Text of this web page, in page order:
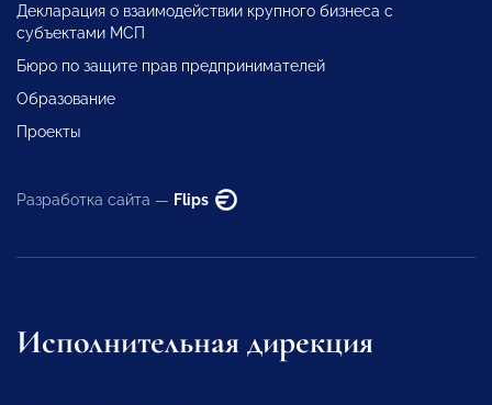
Декларация о взаимодействии крупного бизнеса с
субъектами МСП
Бюро по защите прав предпринимателей
Образование
Проекты
Разработка сайта — Flips
Исполнительная дирекция